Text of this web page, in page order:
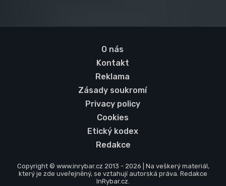
O nás
Kontakt
Reklama
Zásady soukromí
Privacy policy
Cookies
Etický kodex
Redakce
Copyright © www.inrybar.cz 2013 - 2026 | Na veškerý materiál,
který je zde uveřejněný, se vztahují autorská práva. Redakce
InRybar.cz.